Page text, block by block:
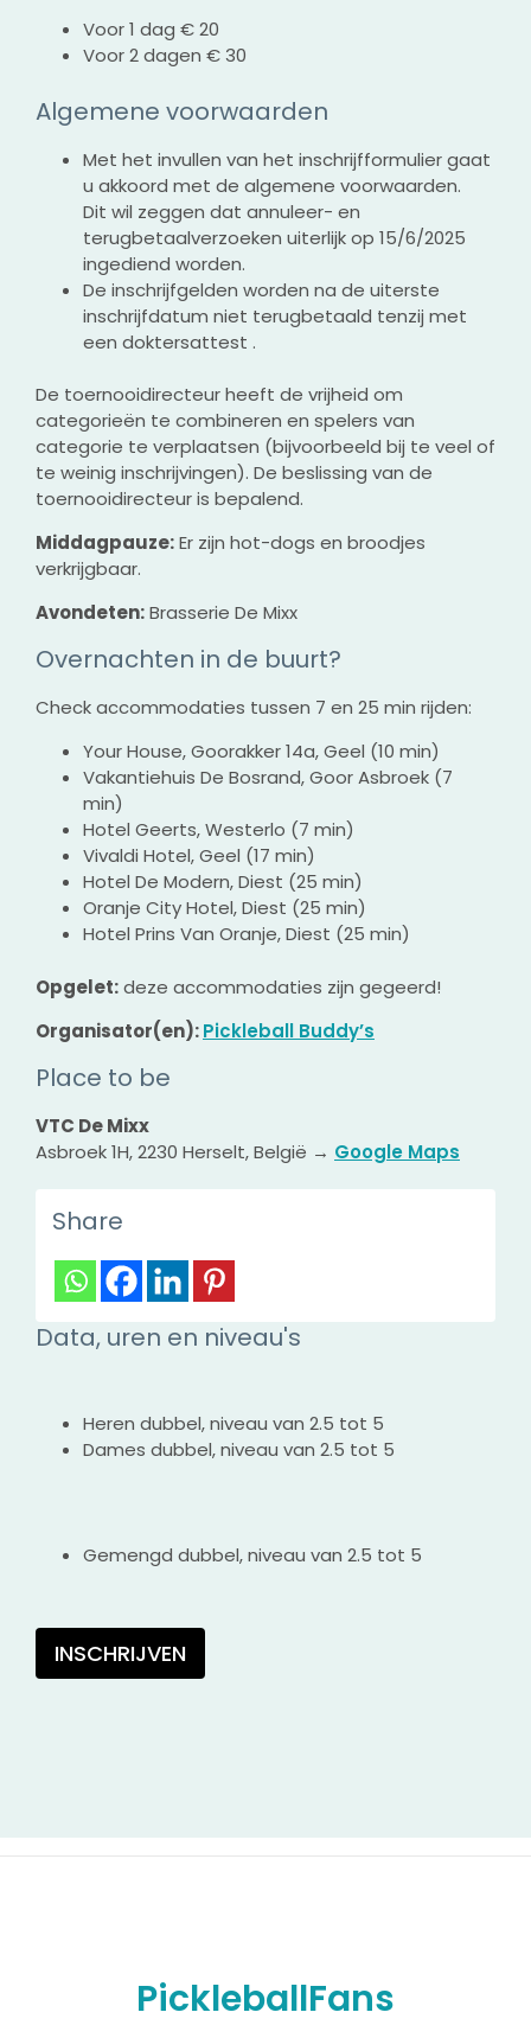
Voor 1 dag € 20
Voor 2 dagen € 30
Algemene voorwaarden
Met het invullen van het inschrijfformulier gaat
u akkoord met de algemene voorwaarden.
Dit wil zeggen dat annuleer- en
terugbetaalverzoeken uiterlijk op 15/6/2025
ingediend worden.
De inschrijfgelden worden na de uiterste
inschrijfdatum niet terugbetaald tenzij met
een doktersattest .
De toernooidirecteur heeft de vrijheid om
categorieën te combineren en spelers van
categorie te verplaatsen (bijvoorbeeld bij te veel of
te weinig inschrijvingen). De beslissing van de
toernooidirecteur is bepalend.
Middagpauze:Er zijn hot-dogs en broodjes
verkrijgbaar.
Avondeten:Brasserie De Mixx
Overnachten in de buurt?
Check accommodaties tussen 7 en 25 min rijden:
Your House, Goorakker 14a, Geel (10 min)
Vakantiehuis De Bosrand, Goor Asbroek (7
min)
Hotel Geerts, Westerlo (7 min)
Vivaldi Hotel, Geel (17 min)
Hotel De Modern, Diest (25 min)
Oranje City Hotel, Diest (25 min)
Hotel Prins Van Oranje, Diest (25 min)
Opgelet:deze accommodaties zijn gegeerd!
Organisator(en):Pickleball Buddy’s
Place to be
VTC De Mixx
Asbroek 1H, 2230 Herselt, België → Google Maps
Share
Data, uren en niveau's
Heren dubbel, niveau van 2.5 tot 5
Dames dubbel, niveau van 2.5 tot 5
Gemengd dubbel, niveau van 2.5 tot 5
INSCHRIJVEN
PickleballFans